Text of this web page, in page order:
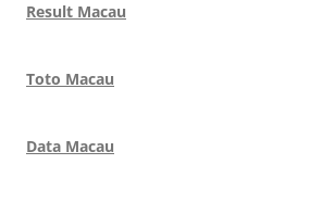
Result Macau
Toto Macau
Data Macau